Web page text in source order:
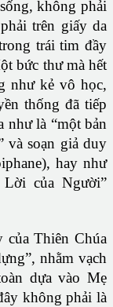
không phải
trên giấy da
trái tim đầy
bức thư mà hết
như kẻ vô học,
thống đã tiếp
là “một bản
và soạn giả duy
hay như
của Người”
Thiên Chúa
nhằm vạch
dựa vào Mẹ
không phải là